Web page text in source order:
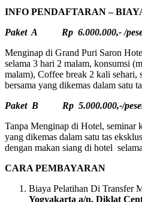
INFO PENDAFTARAN –
Paket A Rp 6.000.000,- /
Menginap di Grand Puri Saron
selama 3 hari 2 malam, konsumsi
malam), Coffee break 2 kali
bersama yang dikemas dalam satu
Paket B Rp 5.000.000,-/
Tanpa Menginap di Hotel, seminar
yang dikemas dalam satu tas
dengan makan siang di hotel
CARA PEMBAYARAN
Biaya Pelatihan Di Transfer
Yogyakarta a/n. Diklat